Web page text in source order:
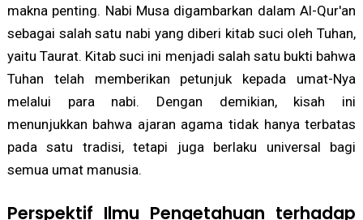
makna penting. Nabi Musa digambarkan dalam Al-Qur'an
sebagai salah satu nabi yang diberi kitab suci oleh Tuhan,
yaitu Taurat. Kitab suci ini menjadi salah satu bukti bahwa
Tuhan telah memberikan petunjuk kepada umat-Nya
melalui para nabi. Dengan demikian, kisah ini
menunjukkan bahwa ajaran agama tidak hanya terbatas
pada satu tradisi, tetapi juga berlaku universal bagi
semua umat manusia.
Perspektif Ilmu Pengetahuan terhadap